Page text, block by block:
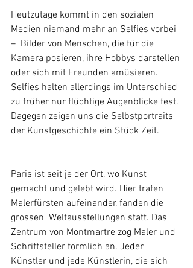
Heutzutage kommt in den sozialen
Medien niemand mehr an Selfies vorbei
–  Bilder von Menschen, die für die
Kamera posieren, ihre Hobbys darstellen
oder sich mit Freunden amüsieren.
Selfies halten allerdings im Unterschied
zu früher nur flüchtige Augenblicke fest.
Dagegen zeigen uns die Selbstportraits
der Kunstgeschichte ein Stück Zeit.
Paris ist seit je der Ort, wo Kunst
gemacht und gelebt wird. Hier trafen
Malerfürsten aufeinander, fanden die
grossen  Weltausstellungen statt. Das
Zentrum von Montmartre zog Maler und
Schriftsteller förmlich an. Jeder
Künstler und jede Künstlerin, die sich